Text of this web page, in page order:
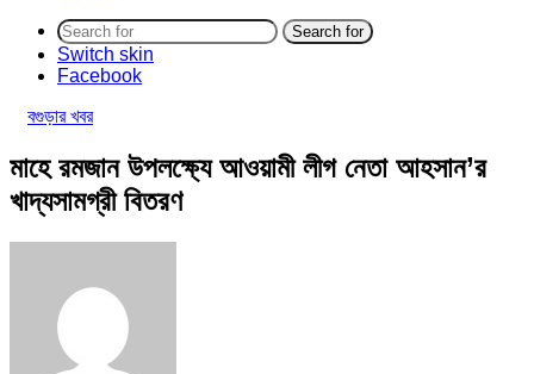
Search for
Switch skin
Facebook
বগুড়ার খবর
মাহে রমজান উপলক্ষ্যে আওয়ামী লীগ নেতা আহসান’র
খাদ্যসামগ্রী বিতরণ